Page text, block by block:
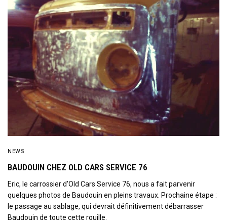
NEWS
BAUDOUIN CHEZ OLD CARS SERVICE 76
Eric, le carrossier d’Old Cars Service 76, nous a fait parvenir
quelques photos de Baudouin en pleins travaux. Prochaine étape :
le passage au sablage, qui devrait définitivement débarrasser
Baudouin de toute cette rouille.